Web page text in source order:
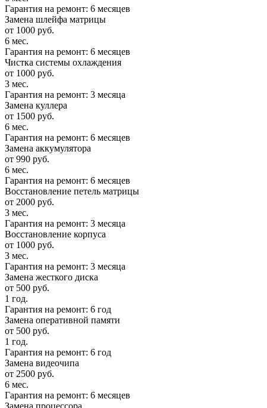
Гарантия на ремонт: 6 месяцев
Замена шлейфа матрицы
от 1000 руб.
6 мес.
Гарантия на ремонт: 6 месяцев
Чистка системы охлаждения
от 1000 руб.
3 мес.
Гарантия на ремонт: 3 месяца
Замена куллера
от 1500 руб.
6 мес.
Гарантия на ремонт: 6 месяцев
Замена аккумулятора
от 990 руб.
6 мес.
Гарантия на ремонт: 6 месяцев
Восстановление петель матрицы
от 2000 руб.
3 мес.
Гарантия на ремонт: 3 месяца
Восстановление корпуса
от 1000 руб.
3 мес.
Гарантия на ремонт: 3 месяца
Замена жесткого диска
от 500 руб.
1 год.
Гарантия на ремонт: 6 год
Замена оперативной памяти
от 500 руб.
1 год.
Гарантия на ремонт: 6 год
Замена видеочипа
от 2500 руб.
6 мес.
Гарантия на ремонт: 6 месяцев
Замена процессора